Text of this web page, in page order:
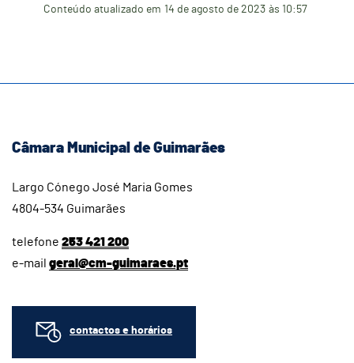
Conteúdo atualizado em 14 de agosto de 2023 às 10:57
Câmara Municipal de Guimarães
Largo Cónego José Maria Gomes
4804-534 Guimarães
telefone 253 421 200
e-mail geral@cm-guimaraes.pt
contactos e horários